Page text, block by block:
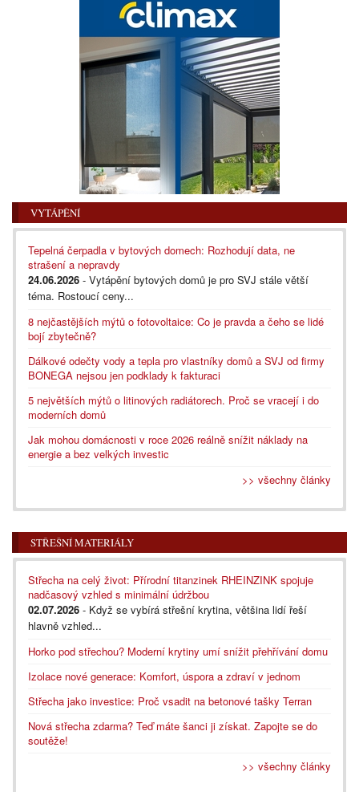
VYTÁPĚNÍ
Tepelná čerpadla v bytových domech: Rozhodují data, ne
strašení a nepravdy
24.06.2026 - Vytápění bytových domů je pro SVJ stále větší
téma. Rostoucí ceny...
8 nejčastějších mýtů o fotovoltaice: Co je pravda a čeho se lidé
bojí zbytečně?
Dálkové odečty vody a tepla pro vlastníky domů a SVJ od firmy
BONEGA nejsou jen podklady k fakturaci
5 největších mýtů o litinových radiátorech. Proč se vracejí i do
moderních domů
Jak mohou domácnosti v roce 2026 reálně snížit náklady na
energie a bez velkých investic
>> všechny články
STŘEŠNÍ MATERIÁLY
Střecha na celý život: Přírodní titanzinek RHEINZINK spojuje
nadčasový vzhled s minimální údržbou
02.07.2026 - Když se vybírá střešní krytina, většina lidí řeší
hlavně vzhled...
Horko pod střechou? Moderní krytiny umí snížit přehřívání domu
Izolace nové generace: Komfort, úspora a zdraví v jednom
Střecha jako investice: Proč vsadit na betonové tašky Terran
Nová střecha zdarma? Teď máte šanci ji získat. Zapojte se do
soutěže!
>> všechny články